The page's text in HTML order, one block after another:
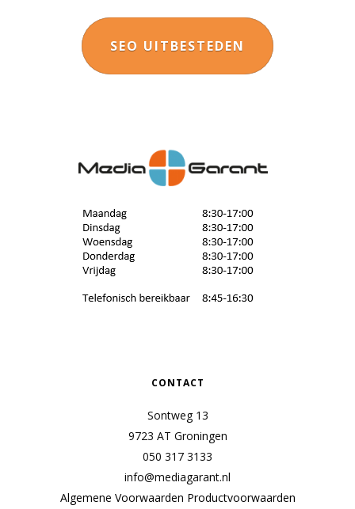
SEO UITBESTEDEN
CONTACT
Sontweg 13
9723 AT Groningen
050 317 3133
info@mediagarant.nl
Algemene Voorwaarden Productvoorwaarden